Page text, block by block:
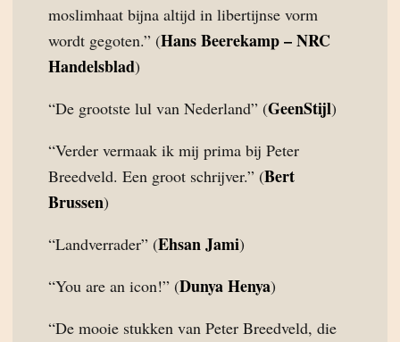
moslimhaat bijna altijd in libertijnse vorm
wordt gegoten.” (Hans Beerekamp – NRC
Handelsblad)
“De grootste lul van Nederland” (GeenStijl)
“Verder vermaak ik mij prima bij Peter
Breedveld. Een groot schrijver.” (Bert
Brussen)
“Landverrader” (Ehsan Jami)
“You are an icon!” (Dunya Henya)
“De mooie stukken van Peter Breedveld, die